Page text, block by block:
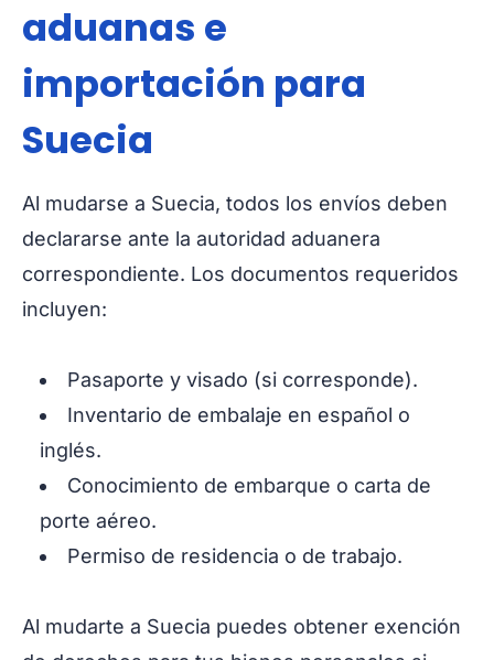
aduanas e
importación para
Suecia
Al mudarse a Suecia, todos los envíos deben
declararse ante la autoridad aduanera
correspondiente. Los documentos requeridos
incluyen:
Pasaporte y visado (si corresponde).
Inventario de embalaje en español o
inglés.
Conocimiento de embarque o carta de
porte aéreo.
Permiso de residencia o de trabajo.
Al mudarte a Suecia puedes obtener exención